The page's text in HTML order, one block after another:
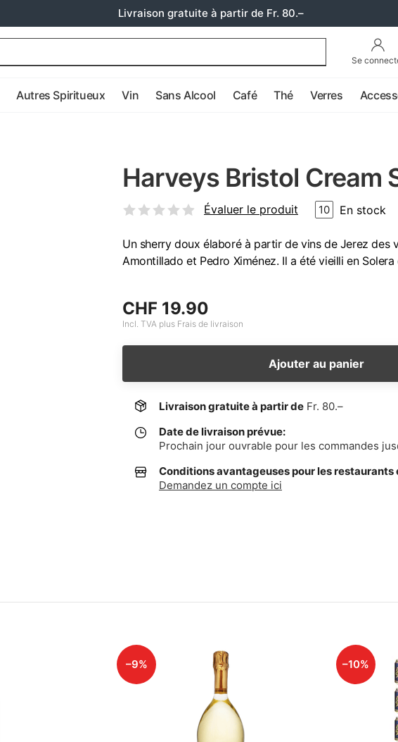
Livraison gratuite à partir de Fr. 80.–
Se
Autres Spiritueux Vin Sans Alcool Café Thé Verres
Harveys Bristol Cream
Évaluer le produit 10 En stock
Un sherry doux élaboré à partir de vins de Jerez des
Amontillado et Pedro Ximénez. Il a été vieilli en
CHF 19.90
Incl. TVA plus Frais de livraison
Ajouter au panier
Livraison gratuite à partir de Fr. 80.–
Date de livraison prévue:
Prochain jour ouvrable pour les commandes
Conditions avantageuses pour les
Demandez un compte ici
–9% –10%